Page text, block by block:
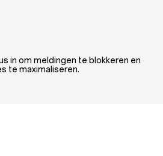
in om meldingen te blokkeren en
te maximaliseren.